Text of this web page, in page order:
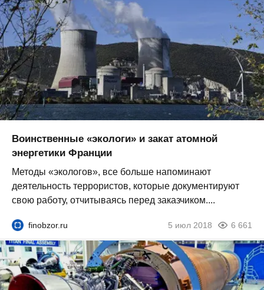
Воинственные «экологи» и закат атомной
энергетики Франции
Методы «экологов», все больше напоминают
деятельность террористов, которые документируют
свою работу, отчитываясь перед заказчиком....
finobzor.ru 5 июл 2018 6 661